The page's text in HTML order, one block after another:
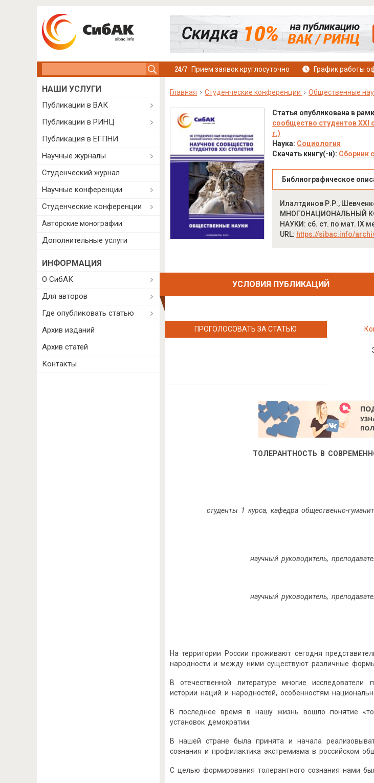
Прием заявок круглосуточно График работы
Главная Студенческие конференции Общественные
Статья опубликована в
сообщество студентов
г.)
Наука: Социология
Скачать книгу(-и): Сборник
Библиографическое
Илалтдинов Р.Р.,
МНОГОНАЦИОНАЛЬНЫЙ
НАУКИ: сб. ст. по мат. IX
URL: https://sibac.info/
УСЛОВИЯ ПУБЛИКАЦИЙ
ПРОГОЛОСОВАТЬ ЗА СТАТЬЮ
ТОЛЕРАНТНОСТЬ В
студенты 1 курса, кафедра общественно-
научный руководитель,
научный руководитель,
На территории России проживают сегодня
народности и между ними существуют различные
В отечественной литературе многие
истории наций и народностей, особенностям
В последнее время в нашу жизнь вошло понятие
установок демократии.
В нашей стране была принята и начала
сознания и профилактика экстремизма в российском
С целью формирования толерантного сознания нами
НАШИ УСЛУГИ
Публикации в ВАК
Публикации в РИНЦ
Публикация в ЕГПНИ
Научные журналы
Студенческий журнал
Научные конференции
Студенческие конференции
Авторские монографии
Дополнительные услуги
ИНФОРМАЦИЯ
О СибАК
Для авторов
Где опубликовать статью
Архив изданий
Архив статей
Контакты